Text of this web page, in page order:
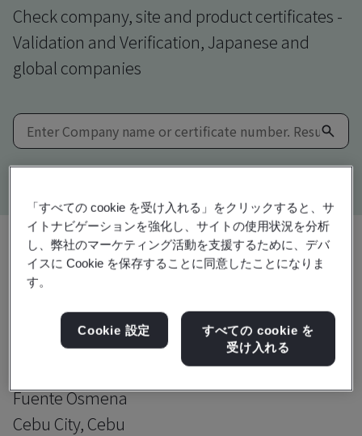
Check company, site and product certificates -
Validation and Verification, Japanese and
global companies
Kitemark advanced search
Fusion CX Limited
Fuente Osmena
Cebu City, Cebu
「すべての cookie を受け入れる」をクリックすると、サ
イトナビゲーションを強化し、サイトの使用状況を分析
し、弊社のマーケティング活動を支援するために、デバ
イスに Cookie を保存することに同意したことになりま
す。
Cookie 設定
すべての cookie を
受け入れる